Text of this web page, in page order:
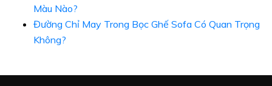
Màu Nào?
Đường Chỉ May Trong Bọc Ghế Sofa Có Quan Trọng
Không?